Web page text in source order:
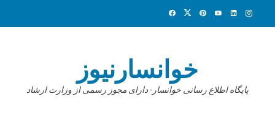
خوانسارنیوز
پایگاه اطلاع رسانی خوانسار- دارای مجوز رسمی از وزارت ارشاد